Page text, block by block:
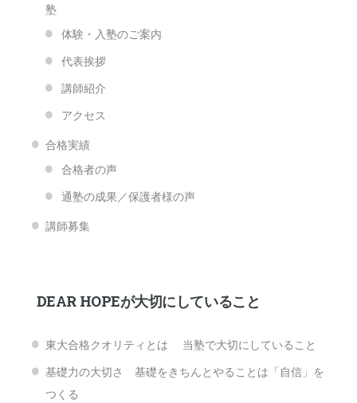
塾
体験・入塾のご案内
代表挨拶
講師紹介
アクセス
合格実績
合格者の声
通塾の成果／保護者様の声
講師募集
DEAR HOPEが大切にしていること
東大合格クオリティとは 当塾で大切にしていること
基礎力の大切さ 基礎をきちんとやることは「自信」を
つくる